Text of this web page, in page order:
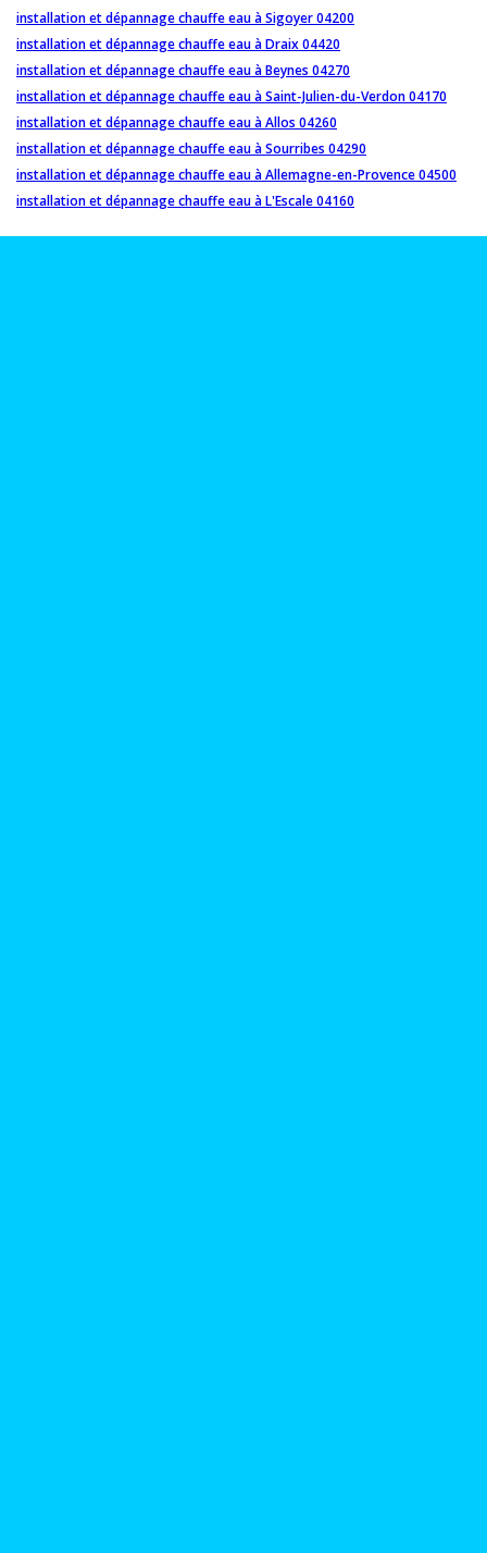
installation et dépannage chauffe eau à Sigoyer 04200
installation et dépannage chauffe eau à Draix 04420
installation et dépannage chauffe eau à Beynes 04270
installation et dépannage chauffe eau à Saint-Julien-du-Verdon 04170
installation et dépannage chauffe eau à Allos 04260
installation et dépannage chauffe eau à Sourribes 04290
installation et dépannage chauffe eau à Allemagne-en-Provence 04500
installation et dépannage chauffe eau à L'Escale 04160